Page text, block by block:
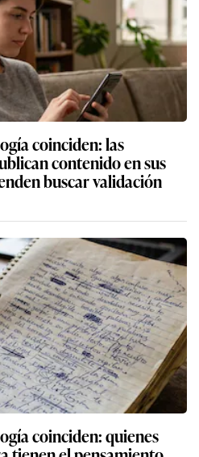
coinciden: las
contenido en sus
buscar validación
coinciden: quienes